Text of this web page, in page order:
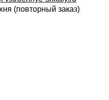
(повторный заказ)